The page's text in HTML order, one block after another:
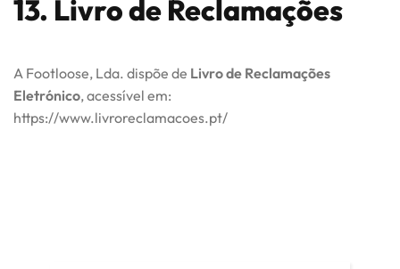
13. Livro de Reclamações
A Footloose, Lda. dispõe de Livro de Reclamações
Eletrónico, acessível em:
https://www.livroreclamacoes.pt/